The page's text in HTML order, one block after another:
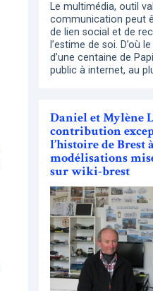
Le multimédia, outil
communication peut
de lien social et de
l’estime de soi. D’où
d’une centaine de
public à internet, au
Daniel et Mylène
contribution
l’histoire de Brest
modélisations
sur wiki-brest